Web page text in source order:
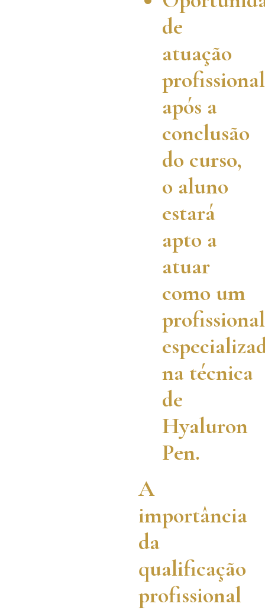
de
atuação
após a
conclusão
do curso,
o aluno
estará
apto a
atuar
como um
profissional
na técnica
de
Hyaluron
Pen.
A
importância
da
qualificação
profissional